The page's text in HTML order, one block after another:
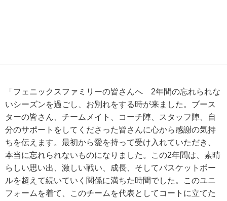
「フェニックスファミリーの皆さんへ 2年間の忘れられな
いシーズンを過ごし、お別れをする時が来ました。ブース
ターの皆さん、チームメイト、コーチ陣、スタッフ陣、自
分のサポートをしてくださった皆さんに心から感謝の気持
ちを伝えます。最初から愛を持って受け入れていただき、
本当に忘れられないものになりました。この2年間は、素晴
らしい思い出、激しい戦い、成長、そしてバスケットボー
ルを超えて続いていく関係に満ちた時間でした。このユニ
フォームを着て、このチームを代表としてコートに立てた